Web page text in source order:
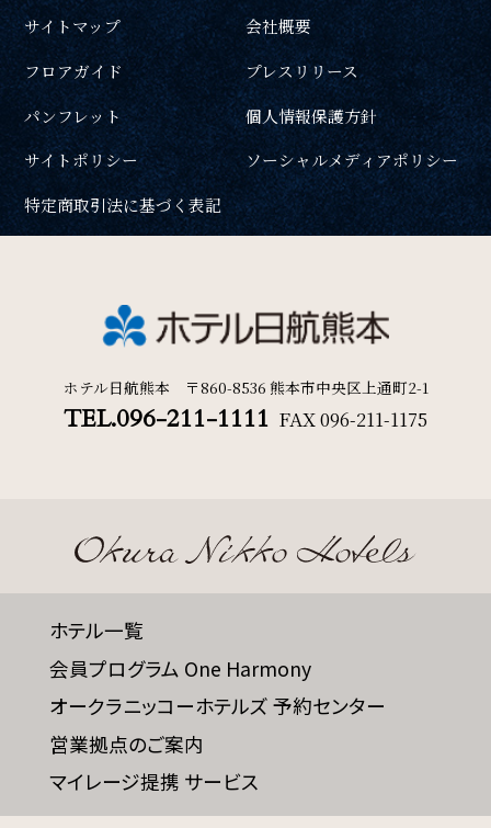
サイトマップ
会社概要
フロアガイド
プレスリリース
パンフレット
個人情報保護方針
サイトポリシー
ソーシャルメディアポリシー
特定商取引法に基づく表記
ホテル日航熊本 〒860-8536 熊本市中央区上通町2-1
TEL.096-211-1111 FAX096-211-1175
ホテル一覧
会員プログラム One Harmony
オークラニッコーホテルズ 予約センター
営業拠点のご案内
マイレージ提携 サービス